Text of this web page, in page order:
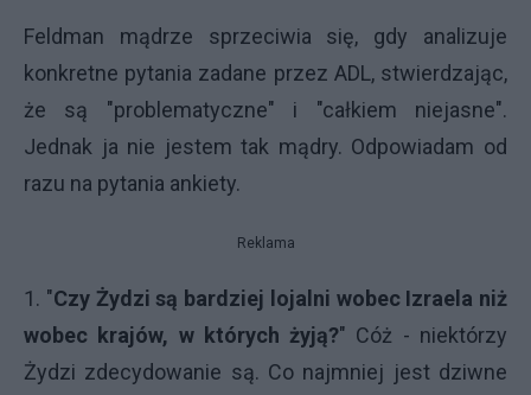
Feldman mądrze sprzeciwia się, gdy analizuje
konkretne pytania zadane przez ADL, stwierdzając,
że są "problematyczne" i "całkiem niejasne".
Jednak ja nie jestem tak mądry. Odpowiadam od
razu na pytania ankiety.
Reklama
1. "Czy Żydzi są bardziej lojalni wobec Izraela niż
wobec krajów, w których żyją?" Cóż - niektórzy
Żydzi zdecydowanie są. Co najmniej jest dziwne